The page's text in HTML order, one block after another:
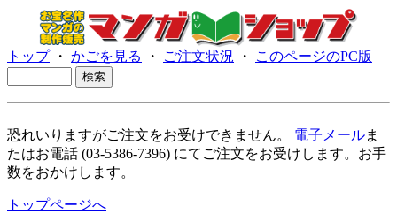
トップ・ かごを見る ・ ご注文状況 ・ このページのPC版
恐れいりますがご注文をお受けできません。 電子メールま
たはお電話 (03-5386-7396) にてご注文をお受けします。お手
数をおかけします。
トップページへ